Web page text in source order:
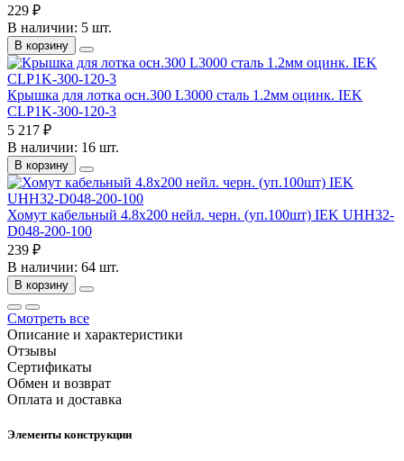
229 ₽
В наличии: 5 шт.
В корзину
Крышка для лотка осн.300 L3000 сталь 1.2мм оцинк. IEK
CLP1K-300-120-3
5 217 ₽
В наличии: 16 шт.
В корзину
Хомут кабельный 4.8х200 нейл. черн. (уп.100шт) IEK UHH32-
D048-200-100
239 ₽
В наличии: 64 шт.
В корзину
Смотреть все
Описание и характеристики
Отзывы
Сертификаты
Обмен и возврат
Оплата и доставка
Элементы конструкции